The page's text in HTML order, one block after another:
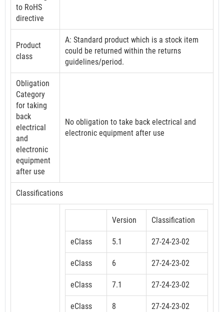
to RoHS
directive
Product
class
A: Standard product which is a stock item
could be returned within the returns
guidelines/period.
Obligation
Category
for taking
back
electrical
and
electronic
equipment
after use
No obligation to take back electrical and
electronic equipment after use
Classifications
Version Classification
eClass 5.1 27-24-23-02
eClass 6 27-24-23-02
eClass 7.1 27-24-23-02
eClass 8 27-24-23-02